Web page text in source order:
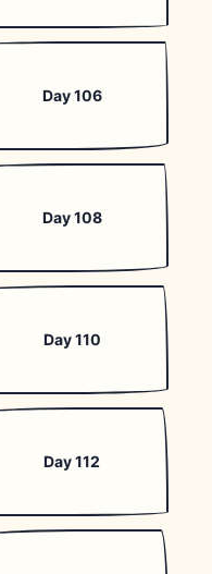
Day 106
Day 108
Day 110
Day 112